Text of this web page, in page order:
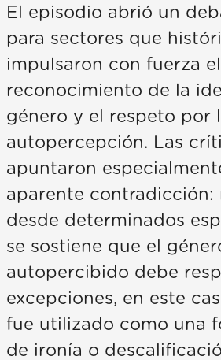
El episodio abrió un
para sectores que
impulsaron con fuerza el
reconocimiento de la
género y el respeto por
autopercepción. Las
apuntaron
aparente contradicción:
desde determinados
se sostiene que el
autopercibido debe
excepciones, en este
fue utilizado como una
de ironía o